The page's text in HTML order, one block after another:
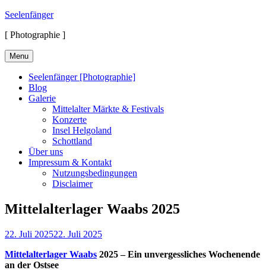
Skip
content
Seelenfänger
[ Photographie ]
Menu
Seelenfänger [Photographie]
Blog
Galerie
Mittelalter Märkte & Festivals
Konzerte
Insel Helgoland
Schottland
Über uns
Impressum & Kontakt
Nutzungsbedingungen
Disclaimer
Mittelalterlager Waabs 2025
Posted
22. Juli 202522. Juli 2025
Mittelalterlager Waabs 2025 – Ein unvergessliches Wochenende
an der Ostsee